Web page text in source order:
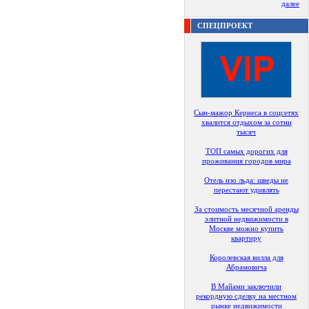
далее
СПЕЦПРОЕКТ
Сын-мажор Кернеса в соцсетях
хвалится отдыхом за сотни
тысяч
ТОП самых дорогих для
проживания городов мира
Отель изо льда: шведы не
перестают удивлять
За стоимость месячной аренды
элитной недвижимости в
Москве можно купить
квартиру
Королевская вилла для
Абрамовича
В Майами заключили
рекордную сделку на местном
рынке недвижимости